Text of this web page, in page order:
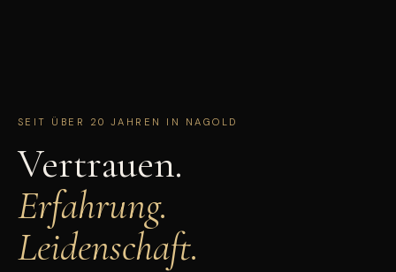
SEIT ÜBER 20 JAHREN IN NAGOLD
Vertrauen.
Erfahrung.
Leidenschaft.